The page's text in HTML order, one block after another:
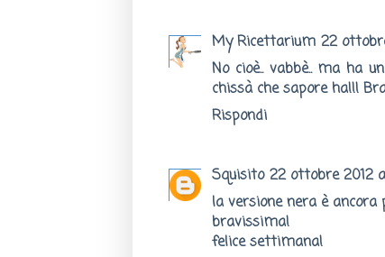
My Ricettarium 22
No cioè.. vabbè.. ma ha
chissà che sapore ha!!!
Rispondi
Squisito 22 ottobre 2012
la versione nera è ancora
bravissima!
felice settimana!